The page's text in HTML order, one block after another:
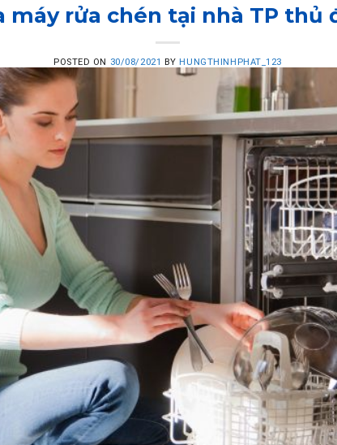
máy rửa chén tại nhà TP thủ
POSTED ON 30/08/2021 BY HUNGTHINHPHAT_123